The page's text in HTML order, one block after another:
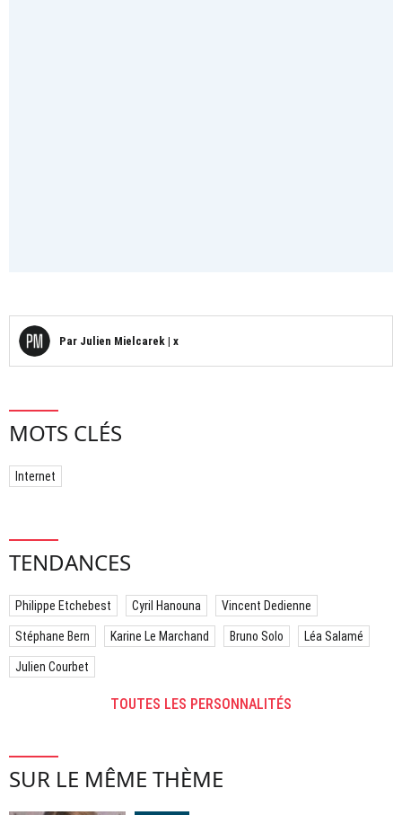
Par Julien Mielcarek | x
MOTS CLÉS
Internet
TENDANCES
Philippe Etchebest Cyril Hanouna Vincent Dedienne
Stéphane Bern Karine Le Marchand Bruno Solo Léa Salamé
Julien Courbet
TOUTES LES PERSONNALITÉS
SUR LE MÊME THÈME